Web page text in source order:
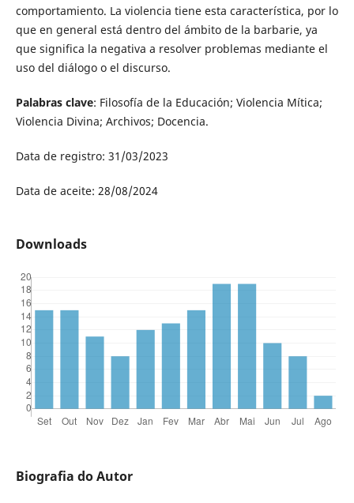
comportamiento. La violencia tiene esta característica, por lo
que en general está dentro del ámbito de la barbarie, ya
que significa la negativa a resolver problemas mediante el
uso del diálogo o el discurso.
Palabras clave: Filosofía de la Educación; Violencia Mítica;
Violencia Divina; Archivos; Docencia.
Data de registro: 31/03/2023
Data de aceite: 28/08/2024
Downloads
Biografia do Autor